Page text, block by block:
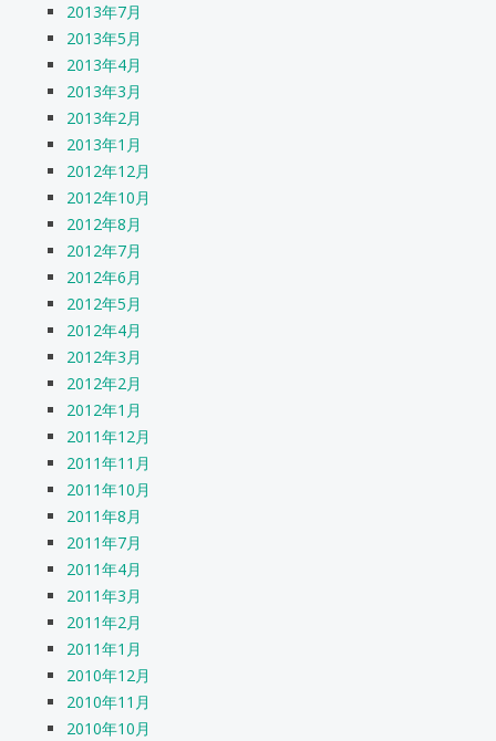
2013年7月
2013年5月
2013年4月
2013年3月
2013年2月
2013年1月
2012年12月
2012年10月
2012年8月
2012年7月
2012年6月
2012年5月
2012年4月
2012年3月
2012年2月
2012年1月
2011年12月
2011年11月
2011年10月
2011年8月
2011年7月
2011年4月
2011年3月
2011年2月
2011年1月
2010年12月
2010年11月
2010年10月